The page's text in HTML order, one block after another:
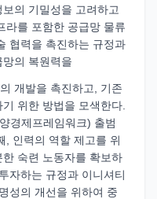
의 기밀성을 고려하고
라를 포함한 공급망 물류
협력을 촉진하는 규정과
의 복원력을
개발을 촉진하고, 기존
위한 방법을 모색한다.
경제프레임워크) 출범
, 인력의 역할 제고를 위
숙련 노동자를 확보하
자하는 규정과 이니셔티
성의 개선을 위하여 중